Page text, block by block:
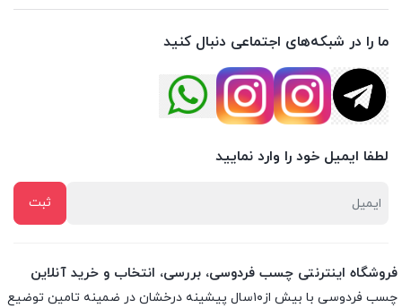
ما را در شبکه‌های اجتماعی دنبال کنید
لطفا ایمیل خود را وارد نمایید
فروشگاه اینترنتی چسب فردوسی، بررسی، انتخاب و خرید آنلاین
چسب فردوسی با بیش از۱۰سال پیشینه درخشان در ضمینه تامین توضیع